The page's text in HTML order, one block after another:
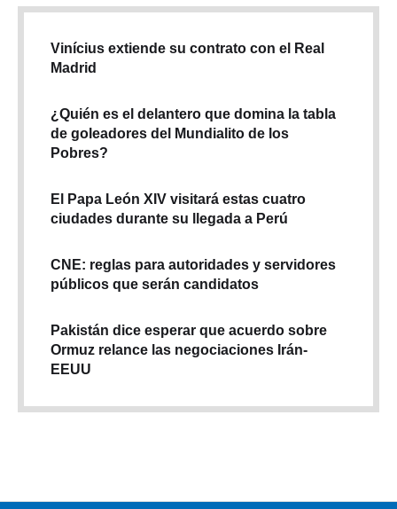
Vinícius extiende su contrato con el Real
Madrid
¿Quién es el delantero que domina la tabla
de goleadores del Mundialito de los
Pobres?
El Papa León XIV visitará estas cuatro
ciudades durante su llegada a Perú
CNE: reglas para autoridades y servidores
públicos que serán candidatos
Pakistán dice esperar que acuerdo sobre
Ormuz relance las negociaciones Irán-
EEUU